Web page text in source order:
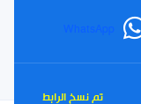
WhatsApp
تم نسخ الرابط